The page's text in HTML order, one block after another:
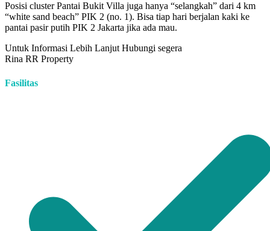
Posisi cluster Pantai Bukit Villa juga hanya “selangkah” dari 4 km
“white sand beach” PIK 2 (no. 1). Bisa tiap hari berjalan kaki ke
pantai pasir putih PIK 2 Jakarta jika ada mau.
Untuk Informasi Lebih Lanjut Hubungi segera
Rina RR Property
Fasilitas